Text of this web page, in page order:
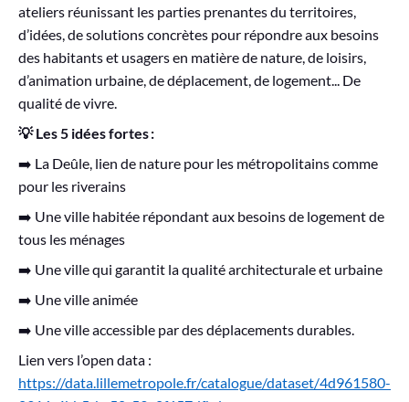
ateliers réunissant les parties prenantes du territoires,
d’idées, de solutions concrètes pour répondre aux besoins
des habitants et usagers en matière de nature, de loisirs,
d’animation urbaine, de déplacement, de logement... De
qualité de vivre.
💡 Les 5 idées fortes :
➡️ La Deûle, lien de nature pour les métropolitains comme
pour les riverains
➡️ Une ville habitée répondant aux besoins de logement de
tous les ménages
➡️ Une ville qui garantit la qualité architecturale et urbaine
➡️ Une ville animée
➡️ Une ville accessible par des déplacements durables.
Lien vers l’open data :
https://data.lillemetropole.fr/catalogue/dataset/4d961580-